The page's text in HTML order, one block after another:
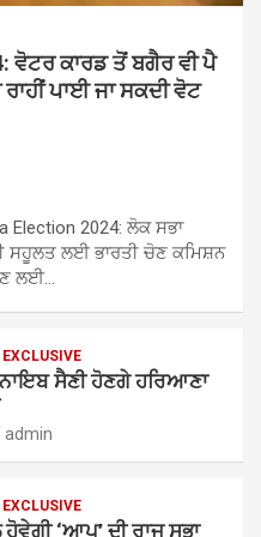
ਵੋਟਰ ਕਾਰਡ ਤੋਂ ਬਗੈਰ ਵੀ ਪੈ
ਪਾਈ ਜਾ ਸਕਦੀ ਵੋਟ
Election 2024: ਲੋਕ ਸਭਾ
ਸਹੂਲਤ ਲਈ ਭਾਰਤੀ ਚੋਣ ਕਮਿਸ਼ਨ
ਲਈ…
EXCLUSIVE
ਸੈਣੀ ਹੋਣਗੇ ਹਰਿਆਣਾ
admin
EXCLUSIVE
ਹੋਵੇਗੀ ‘ਆਪ’ ਦੀ ਰਾਜ ਸਭਾ